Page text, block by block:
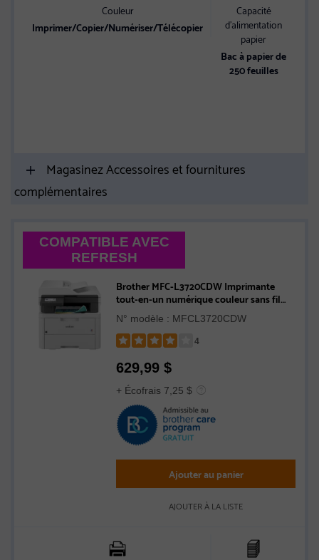
Couleur
Imprimer/Copier/Numériser/Télécopier
Capacité
d’alimentation
papier
Bac à papier de
250 feuilles
Magasinez Accessoires et fournitures
complémentaires
COMPATIBLE AVEC
REFRESH
Brother MFC-L3720CDW Imprimante
tout-en-un numérique couleur sans fil
avec fonctions de copie, de numérisation
et de télécopie, et d'impression recto
verso et mobile
N° modèle : MFCL3720CDW
4
4
out
5
stars
629,99 $
+ Écofrais 7,25 $
Ajouter au panier
AJOUTER À LA LISTE